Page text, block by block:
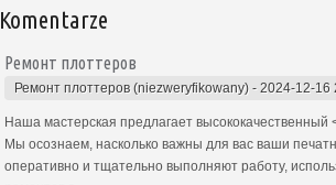
Komentarze
Ремонт плоттеров
Ремонт плоттеров (niezweryfikowany) - 2024-12-16
Наша мастерская предлагает высококачественный
Мы осознаем, насколько важны для вас ваши
оперативно и тщательно выполняют работу,